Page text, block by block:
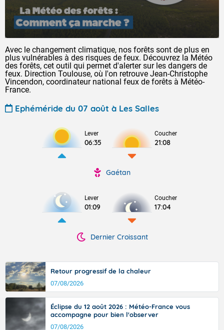
Avec le changement climatique, nos forêts sont de plus en
plus vulnérables à des risques de feux. Découvrez la Météo
des forêts, cet outil qui permet d'alerter sur les dangers de
feux. Direction Toulouse, où l'on retrouve Jean-Christophe
Vincendon, coordinateur national feux de forêts à Météo-
France.
Ephéméride du 07 août à Les Salles
Lever
06:35
Coucher
21:08
Gaétan
Lever
01:09
Coucher
17:04
Dernier Croissant
Retour progressif de la chaleur
07/08/2026
Éclipse du 12 août 2026 : Météo-France vous
accompagne pour bien l'observer
07/08/2026